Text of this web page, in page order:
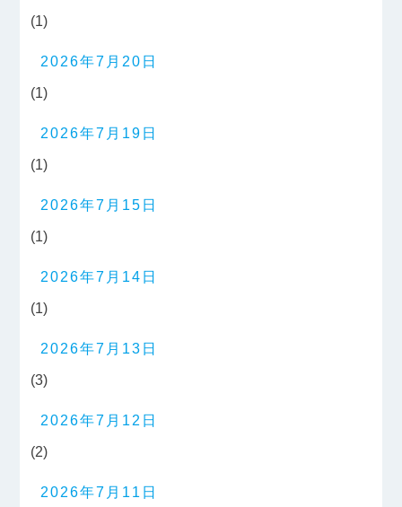
(1)
2026年7月20日
(1)
2026年7月19日
(1)
2026年7月15日
(1)
2026年7月14日
(1)
2026年7月13日
(3)
2026年7月12日
(2)
2026年7月11日